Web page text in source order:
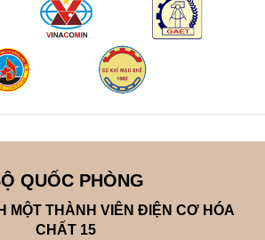
QUỐC PHÒNG
MỘT THÀNH VIÊN ĐIỆN CƠ HÓA
CHẤT 15